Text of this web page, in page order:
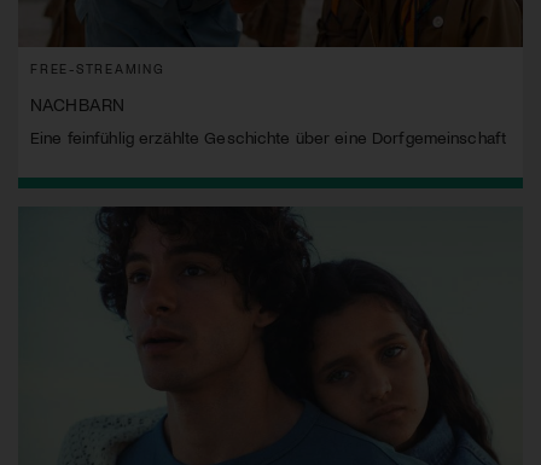
FREE-STREAMING
NACHBARN
Eine feinfühlig erzählte Geschichte über eine Dorfgemeinschaft